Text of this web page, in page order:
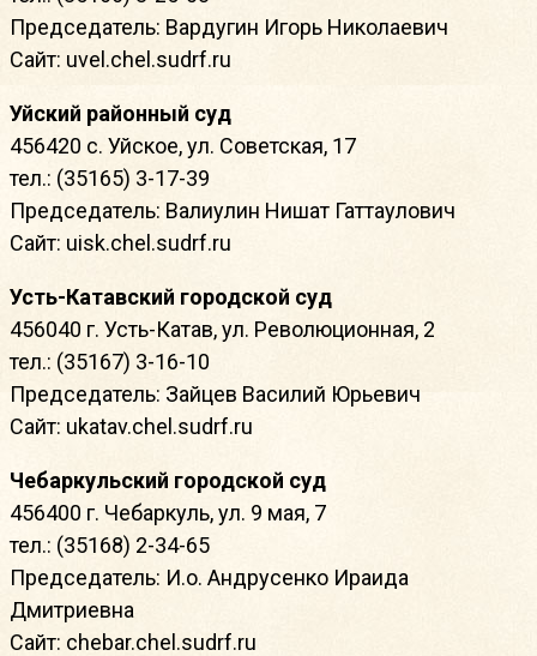
Председатель: Вардугин Игорь Николаевич
Сайт: uvel.chel.sudrf.ru
Уйский районный суд
456420 с. Уйское, ул. Советская, 17
тел.: (35165) 3-17-39
Председатель: Валиулин Нишат Гаттаулович
Сайт: uisk.chel.sudrf.ru
Усть-Катавский городской суд
456040 г. Усть-Катав, ул. Революционная, 2
тел.: (35167) 3-16-10
Председатель: Зайцев Василий Юрьевич
Сайт: ukatav.chel.sudrf.ru
Чебаркульский городской суд
456400 г. Чебаркуль, ул. 9 мая, 7
тел.: (35168) 2-34-65
Председатель: И.о. Андрусенко Ираида
Дмитриевна
Сайт: chebar.chel.sudrf.ru